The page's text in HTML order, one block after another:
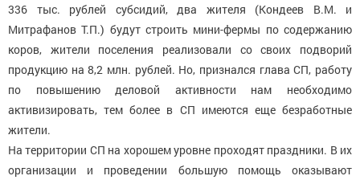
336 тыс. рублей субсидий, два жителя (Кондеев В.М. и
Митрафанов Т.П.) будут строить мини-фермы по содержанию
коров, жители поселения реализовали со своих подворий
продукцию на 8,2 млн. рублей. Но, признался глава СП, работу
по повышению деловой активности нам необходимо
активизировать, тем более в СП имеются еще безработные
жители.
На территории СП на хорошем уровне проходят праздники. В их
организации и проведении большую помощь оказывают